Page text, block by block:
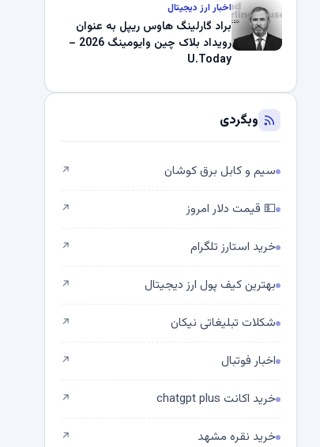
اخبار ارز دیجیتال
براد گارلینگ هاوس ریپل به عنوان
رویداد بلاک چین وایومینگ 2026 –
U.Today
وبگردی
سیم و کابل برق کوشان ↗
💵 قیمت دلار امروز ↗
خرید استارز تلگرام ↗
بهترین کیف پول ارز دیجیتال ↗
شکلات تبلیغاتی نیکان ↗
اخبار فوتبال ↗
خرید اکانت chatgpt plus ↗
خرید نقره مشهد ↗